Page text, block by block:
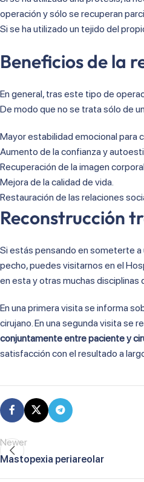
operación y sólo se recuperan
Si se ha utilizado un tejido del
Beneficios de la
En general, tras este tipo de
De modo que no se trata sólo de
Mayor estabilidad emocional para
Aumento de la confianza y
Recuperación de la imagen
Mejora de la calidad de vida.
Restauración de las relaciones
Reconstrucción
Si estás pensando en someterte
pecho, puedes visitarnos en el
en esta y otras muchas disciplinas
En una primera visita se informa
cirujano. En una segunda visita se
conjuntamente entre paciente y
satisfacción con el resultado a
Newer
Mastopexia periareolar